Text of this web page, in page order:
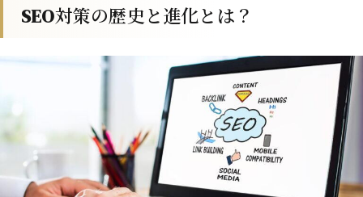
SEO対策の歴史と進化とは？